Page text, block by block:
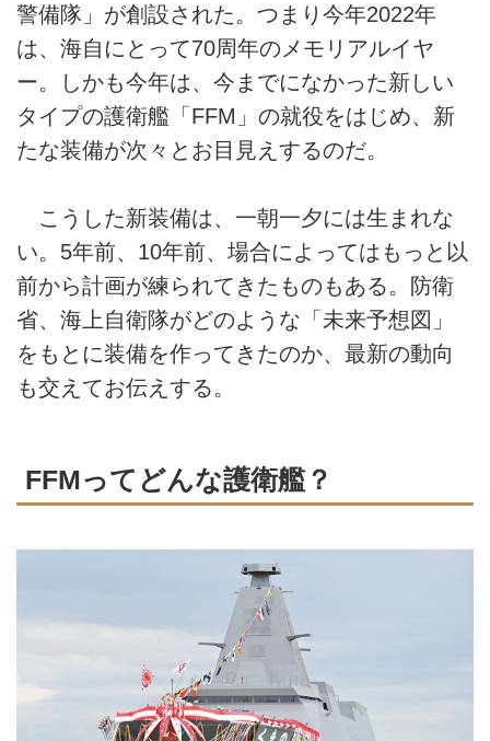
警備隊」が創設された。つまり今年2022年
は、海自にとって70周年のメモリアルイヤ
ー。しかも今年は、今までになかった新しい
タイプの護衛艦「FFM」の就役をはじめ、新
たな装備が次々とお目見えするのだ。
こうした新装備は、一朝一夕には生まれな
い。5年前、10年前、場合によってはもっと以
前から計画が練られてきたものもある。防衛
省、海上自衛隊がどのような「未来予想図」
をもとに装備を作ってきたのか、最新の動向
も交えてお伝えする。
FFMってどんな護衛艦？